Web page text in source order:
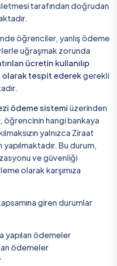
tarafından doğrudan
öğrenciler, yanlış ödeme
uğraşmak zorunda
ücretin kullanılıp
olarak tespit ederekgerekli
ödeme sistemi üzerinden
hangi bankaya
yalnızca Ziraat
yapılmaktadır. Bu durum,
ve güvenliği
olarak karşımıza
giren durumlar
yapılan ödemeler
ödemeler